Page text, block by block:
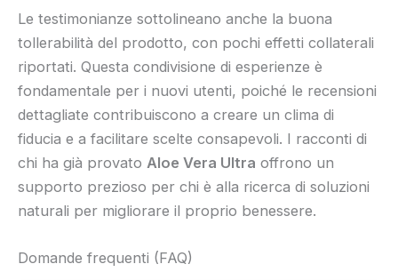
Le testimonianze sottolineano anche la buona
tollerabilità del prodotto, con pochi effetti collaterali
riportati. Questa condivisione di esperienze è
fondamentale per i nuovi utenti, poiché le recensioni
dettagliate contribuiscono a creare un clima di
fiducia e a facilitare scelte consapevoli. I racconti di
chi ha già provato Aloe Vera Ultra offrono un
supporto prezioso per chi è alla ricerca di soluzioni
naturali per migliorare il proprio benessere.
Domande frequenti (FAQ)